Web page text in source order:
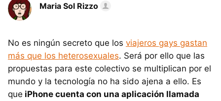
Maria Sol Rizzo
No es ningún secreto que los viajeros gays gastan
más que los heterosexuales. Será por ello que las
propuestas para este colectivo se multiplican por el
mundo y la tecnología no ha sido ajena a ello. Es
que iPhone cuenta con una aplicación llamada